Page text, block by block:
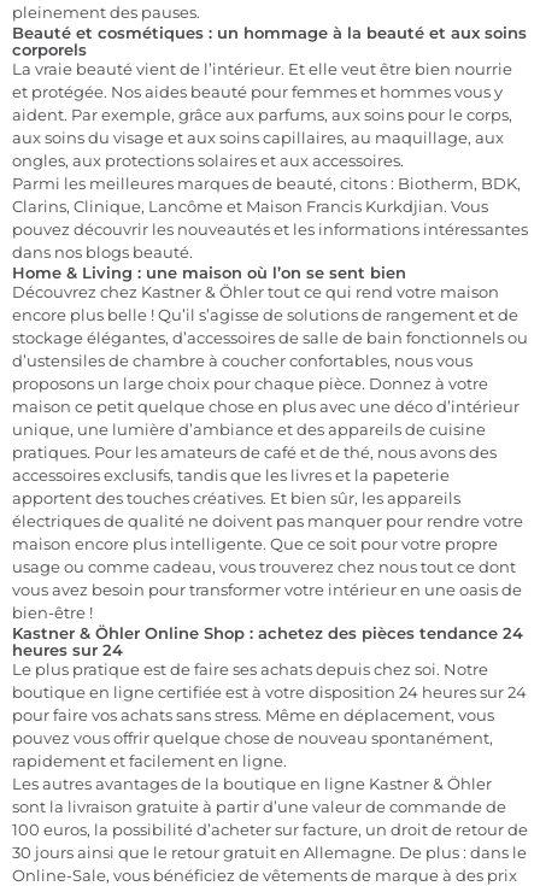
pleinement des pauses.
Beauté et cosmétiques : un hommage à la beauté et aux soins
corporels
La vraie beauté vient de l’intérieur. Et elle veut être bien nourrie
et protégée. Nos aides beauté pour femmes et hommes vous y
aident. Par exemple, grâce aux parfums, aux soins pour le corps,
aux soins du visage et aux soins capillaires, au maquillage, aux
ongles, aux protections solaires et aux accessoires.
Parmi les meilleures marques de beauté, citons : Biotherm, BDK,
Clarins, Clinique, Lancôme et Maison Francis Kurkdjian. Vous
pouvez découvrir les nouveautés et les informations intéressantes
dans nos blogs beauté.
Home & Living : une maison où l’on se sent bien
Découvrez chez Kastner & Öhler tout ce qui rend votre maison
encore plus belle ! Qu’il s’agisse de solutions de rangement et de
stockage élégantes, d’accessoires de salle de bain fonctionnels ou
d’ustensiles de chambre à coucher confortables, nous vous
proposons un large choix pour chaque pièce. Donnez à votre
maison ce petit quelque chose en plus avec une déco d’intérieur
unique, une lumière d’ambiance et des appareils de cuisine
pratiques. Pour les amateurs de café et de thé, nous avons des
accessoires exclusifs, tandis que les livres et la papeterie
apportent des touches créatives. Et bien sûr, les appareils
électriques de qualité ne doivent pas manquer pour rendre votre
maison encore plus intelligente. Que ce soit pour votre propre
usage ou comme cadeau, vous trouverez chez nous tout ce dont
vous avez besoin pour transformer votre intérieur en une oasis de
bien-être !
Kastner & Öhler Online Shop : achetez des pièces tendance 24
heures sur 24
Le plus pratique est de faire ses achats depuis chez soi. Notre
boutique en ligne certifiée est à votre disposition 24 heures sur 24
pour faire vos achats sans stress. Même en déplacement, vous
pouvez vous offrir quelque chose de nouveau spontanément,
rapidement et facilement en ligne.
Les autres avantages de la boutique en ligne Kastner & Öhler
sont la livraison gratuite à partir d’une valeur de commande de
100 euros, la possibilité d’acheter sur facture, un droit de retour de
30 jours ainsi que le retour gratuit en Allemagne. De plus : dans le
Online-Sale, vous bénéficiez de vêtements de marque à des prix